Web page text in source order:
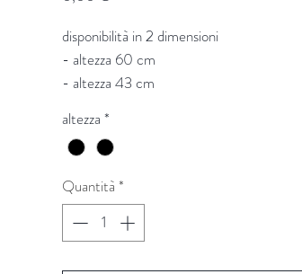
disponibilità in 2 dimensioni
- altezza 60 cm
- altezza 43 cm
altezza *
Quantità *